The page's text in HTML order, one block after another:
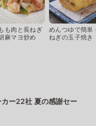
も肉と長ねぎ
麻マヨ炒め
めんつゆで簡単
ねぎの玉子焼き
カー22社 夏の感謝セー